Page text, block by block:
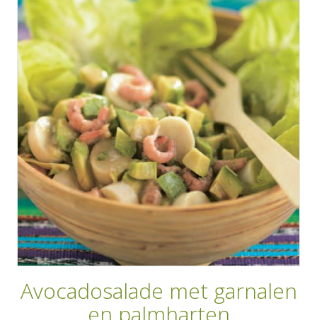
AANMELDEN
RECEPTEN
WEEKMENU'S
KOOKBOEKEN
Avocadosalade met garnalen
en palmharten